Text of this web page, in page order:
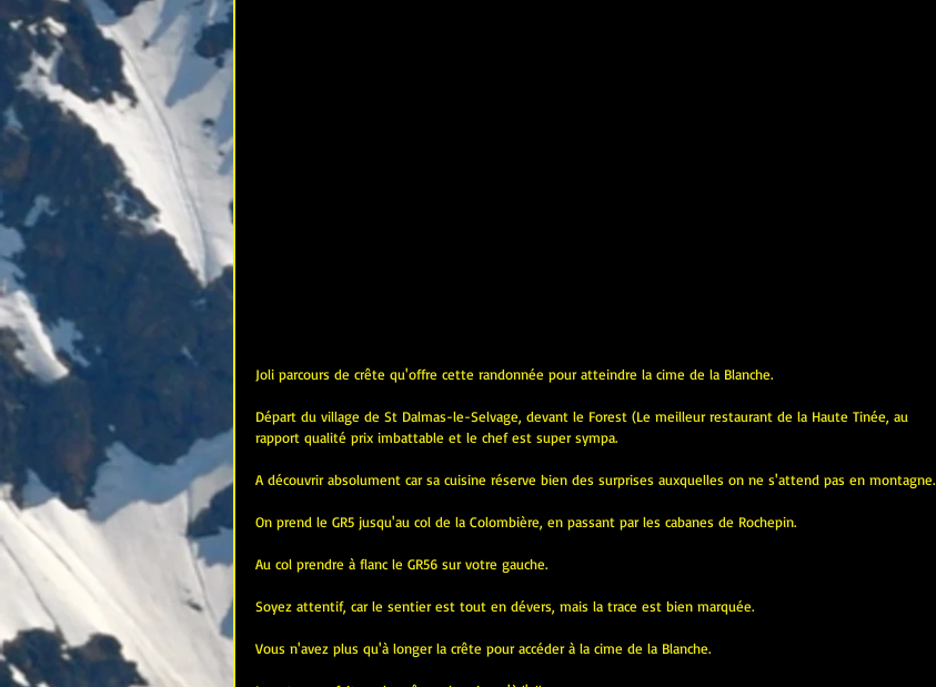
Joli parcours de crête qu'offre cette randonnée pour atteindre la cime de la Blanche.
Départ du village de St Dalmas-le-Selvage, devant le Forest (Le meilleur restaurant de la Haute Tinée, au
rapport qualité prix imbattable et le chef est super sympa.
A découvrir absolument car sa cuisine réserve bien des surprises auxquelles on ne s'attend pas en montagne.
On prend le GR5 jusqu'au col de la Colombière, en passant par les cabanes de Rochepin.
Au col prendre à flanc le GR56 sur votre gauche.
Soyez attentif, car le sentier est tout en dévers, mais la trace est bien marquée.
Vous n'avez plus qu'à longer la crête pour accéder à la cime de la Blanche.